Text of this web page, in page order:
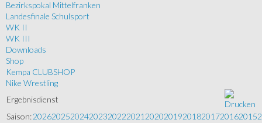
Bezirkspokal Mittelfranken
Landesfinale Schulsport
WK II
WK III
Downloads
Shop
Kempa CLUBSHOP
Nike Wrestling
Ergebnisdienst
Saison:202620252024202320222021 202020192018201720162015